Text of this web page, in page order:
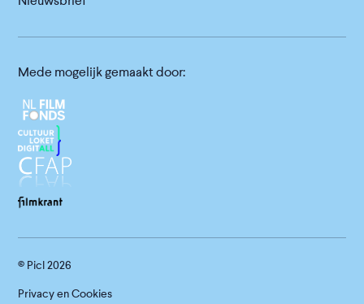
Mede mogelijk gemaakt door:
© Picl2026
Privacy en Cookies